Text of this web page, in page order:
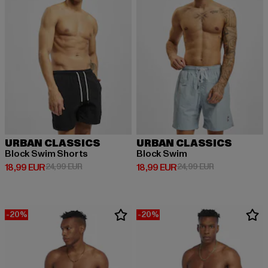
URBAN CLASSICS
Block Swim Shorts
18,99 EUR
Derzeitiger Preis: 18,99 EUR
24,99 EURAktionspreis: 24,99 EUR
URBAN CLASSICS
Block Swim
18,99 EUR
Derzeitiger Preis: 18,99 EUR
24,99 EURAktionspreis:
-20% -20%